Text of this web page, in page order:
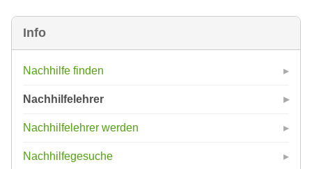
Info
Nachhilfe finden
Nachhilfelehrer
Nachhilfelehrer werden
Nachhilfegesuche